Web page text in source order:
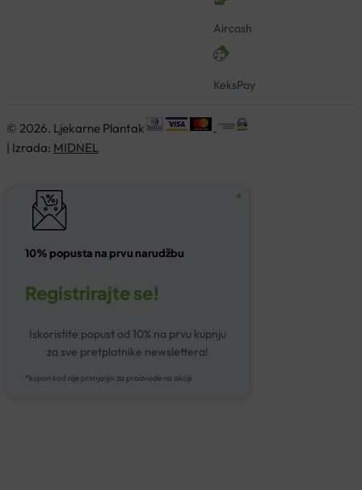
Aircash
KeksPay
© 2026. Ljekarne Plantak
| Izrada: MIDNEL
10% popusta na prvu narudžbu
Registrirajte se!
Iskoristite popust od 10% na prvu kupnju
za sve pretplatnike newslettera!
*kupon kod nije primjenjiv za proizvode na akciji